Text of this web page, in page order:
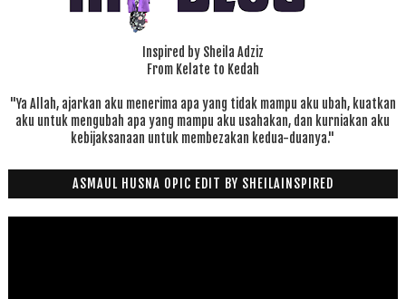
Inspired by Sheila Adziz
From Kelate to Kedah
"Ya Allah, ajarkan aku menerima apa yang tidak mampu aku ubah, kuatkan
aku untuk mengubah apa yang mampu aku usahakan, dan kurniakan aku
kebijaksanaan untuk membezakan kedua-duanya."
ASMAUL HUSNA OPIC EDIT BY SHEILAINSPIRED